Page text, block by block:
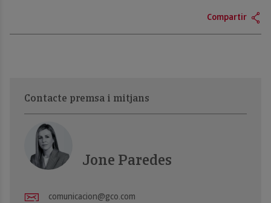
Compartir
Contacte premsa i mitjans
Jone Paredes
comunicacion@gco.com